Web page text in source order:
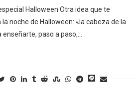
Halloween Otra idea que te
noche de Halloween: «la cabeza de la
paso a paso,…